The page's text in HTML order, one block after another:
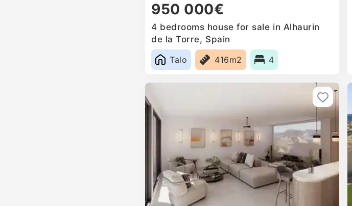
950 000€
4 bedrooms house for sale in Alhaurin
de la Torre, Spain
Talo
416m2 4